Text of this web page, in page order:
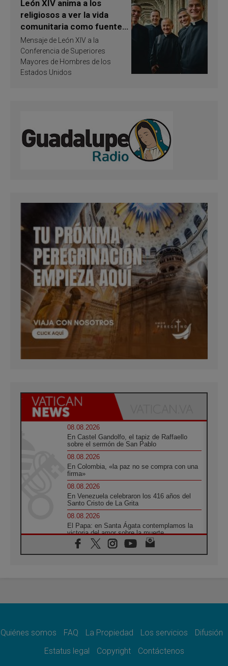
León XIV anima a los
religiosos a ver la vida
comunitaria como fuente
de inspiración y
santificación
Mensaje de León XIV a la
Conferencia de Superiores
Mayores de Hombres de los
Estados Unidos
08.08.2026
En Castel Gandolfo, el tapiz de Raffaello
sobre el sermón de San Pablo
08.08.2026
En Colombia, «la paz no se compra con una
firma»
08.08.2026
En Venezuela celebraron los 416 años del
Santo Cristo de La Grita
08.08.2026
El Papa: en Santa Ágata contemplamos la
victoria del amor sobre la muerte
08.08.2026
León XIV visitará el Santuario de la Madre
07.08.2026
07.08.2026
el compromiso del cristiano"
Quiénes somos FAQ La Propiedad Los servicios
Difusión
Estatus legal
Copyright Contáctenos